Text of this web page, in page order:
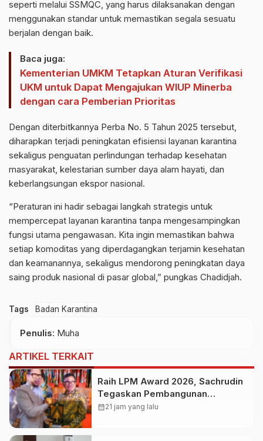
seperti melalui SSMQC, yang harus dilaksanakan dengan
menggunakan standar untuk memastikan segala sesuatu
berjalan dengan baik.
Baca juga:
Kementerian UMKM Tetapkan Aturan Verifikasi
UKM untuk Dapat Mengajukan WIUP Minerba
dengan cara Pemberian Prioritas
Dengan diterbitkannya Perba No. 5 Tahun 2025 tersebut,
diharapkan terjadi peningkatan efisiensi layanan karantina
sekaligus penguatan perlindungan terhadap kesehatan
masyarakat, kelestarian sumber daya alam hayati, dan
keberlangsungan ekspor nasional.
“Peraturan ini hadir sebagai langkah strategis untuk
mempercepat layanan karantina tanpa mengesampingkan
fungsi utama pengawasan. Kita ingin memastikan bahwa
setiap komoditas yang diperdagangkan terjamin kesehatan
dan keamanannya, sekaligus mendorong peningkatan daya
saing produk nasional di pasar global,” pungkas Chadidjah.
Tags Badan Karantina
Penulis: Muha
ARTIKEL TERKAIT
Raih LPM Award 2026, Sachrudin
Tegaskan Pembangunan
Berbasis Kolaborasi Masyarakat
calendar_month21 jam yang lalu